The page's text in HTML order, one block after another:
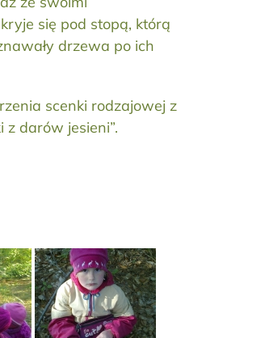
się pod stopą, którą
drzewa po ich
scenki rodzajowej z
darów jesieni”.